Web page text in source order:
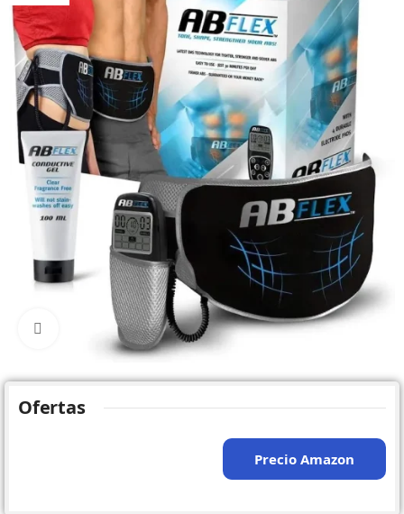
Click to enlarge
Ofertas
Precio Amazon